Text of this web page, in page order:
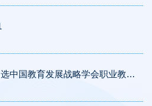
中国教育发展战略学会职业教育